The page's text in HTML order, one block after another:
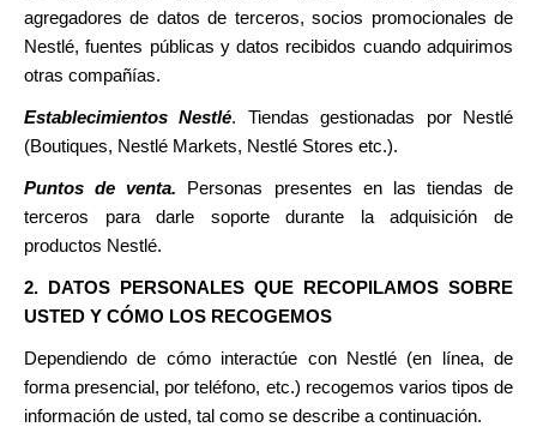
agregadores de datos de terceros, socios promocionales de
Nestlé, fuentes públicas y datos recibidos cuando adquirimos
otras compañías.
Establecimientos Nestlé. Tiendas gestionadas por Nestlé
(Boutiques, Nestlé Markets, Nestlé Stores etc.).
Puntos de venta.
Personas presentes en las tiendas de
terceros para darle soporte durante la adquisición de
productos Nestlé.
2. DATOS PERSONALES QUE RECOPILAMOS SOBRE
USTED Y CÓMO LOS RECOGEMOS
Dependiendo de cómo interactúe con Nestlé (en línea, de
forma presencial, por teléfono, etc.) recogemos varios tipos de
información de usted, tal como se describe a continuación.